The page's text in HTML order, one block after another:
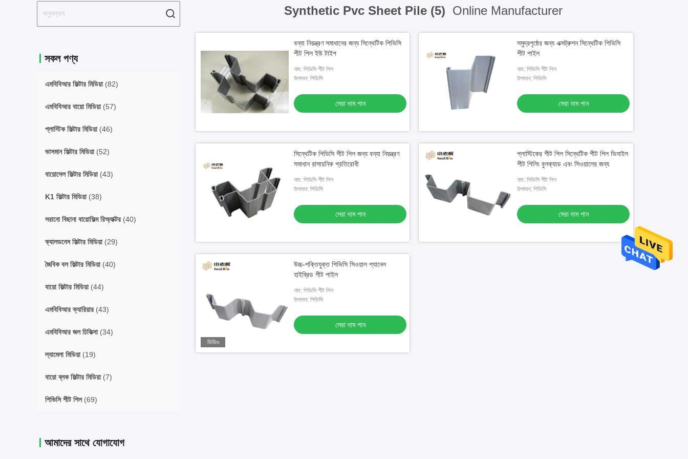
সকল পণ্য
এমবিবিআর ফিল্টার মিডিয়া(82)
এমবিবিআর বায়ো মিডিয়া(57)
প্লাস্টিক ফিল্টার মিডিয়া(46)
ভাসমান ফিল্টার মিডিয়া(52)
বায়োসেল ফিল্টার মিডিয়া(43)
K1 ফিল্টার মিডিয়া(38)
সরানো বিছানা বায়োফিল্ম রিঅ্যাক্টর (40)
ক্যালডনেস ফিল্টার মিডিয়া(29)
জৈবিক বল ফিল্টার মিডিয়া(40)
বায়ো ফিল্টার মিডিয়া(44)
এমবিবিআর ক্যারিয়ার (43)
এমবিবিআর জল চিকিত্সা(34)
ল্যামেলা মিডিয়া(19)
বায়ো ব্লক ফিল্টার মিডিয়া(7)
পিভিসি শীট পিল(69)
আমাদের সাথে যোগাযোগ
Synthetic Pvc Sheet Pile (5) Online Manufacturer
বন্যা নিয়ন্ত্রণ সমাধানের জন্য সিন্থেটিক পিভিসি
শীট পিল ইউ টাইপ
নাম: পিভিসি শীট পিল
উপাদান: পিভিসি
সেরা দাম পান
সমুদ্রপৃষ্ঠের জন্য এক্সট্রুশন সিন্থেটিক পিভিসি
শীট পাইল
নাম: পিভিসি শীট পিল
উপাদান: পিভিসি
সেরা দাম পান
সিন্থেটিক পিভিসি শীট পিল জন্য বন্যা নিয়ন্ত্রণ
সমাধান রাসায়নিক প্রতিরোধী
নাম: পিভিসি শীট পিল
উপাদান: পিভিসি
সেরা দাম পান
প্লাস্টিকের শীট পিল সিন্থেটিক শীট পিল ভিনাইল
শীট পিলিং বুলক্যাড এবং সিওয়ালের জন্য
নাম: পিভিসি শীট পিল
উপাদান: পিভিসি
সেরা দাম পান
ভিডিও
উচ্চ-শক্তিযুক্ত পিভিসি সিওয়াল প্যানেল
হাইব্রিড শীট পাইল
নাম: পিভিসি শীট পিল
উপাদান: পিভিসি
সেরা দাম পান